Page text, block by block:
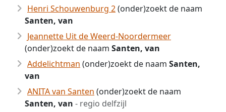
Henri Schouwenburg 2(onder)zoekt de naam
Santen, van
Jeannette Uit de Weerd-Noordermeer
(onder)zoekt de naam Santen, van
Addelichtman (onder)zoekt de naam Santen,
van
ANITA van Santen (onder)zoekt de naam
Santen, van - regio delfzijl